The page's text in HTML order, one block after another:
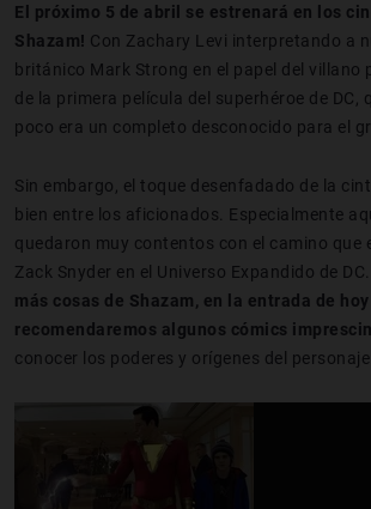
El próximo 5 de abril se estrenará en los
Shazam! Con Zachary Levi interpretando a
británico Mark Strong en el papel del villano
de la primera película del superhéroe de DC,
poco era un completo desconocido para el
Sin embargo, el toque desenfadado de la
bien entre los aficionados. Especialmente
quedaron muy contentos con el camino que
Zack Snyder en el Universo Expandido de DC.
más cosas de Shazam, en la entrada de hoy
recomendaremos algunos cómics
conocer los poderes y orígenes del personaje.